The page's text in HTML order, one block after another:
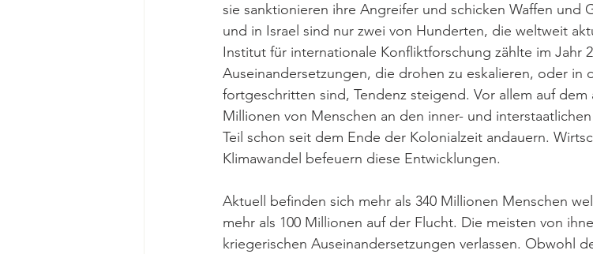
sie sanktionieren ihre Angreifer und schicken Waffen und
und in Israel sind nur zwei von Hunderten, die weltweit
Institut für internationale Konfliktforschung zählte im Jahr
Auseinandersetzungen, die drohen zu eskalieren, oder in
fortgeschritten sind, Tendenz steigend. Vor allem auf
Millionen von Menschen an den inner- und
Teil schon seit dem Ende der Kolonialzeit andauern.
Klimawandel befeuern diese Entwicklungen.
Aktuell befinden sich mehr als 340 Millionen Menschen
mehr als 100 Millionen auf der Flucht. Die meisten von
kriegerischen Auseinandersetzungen verlassen. Obwohl